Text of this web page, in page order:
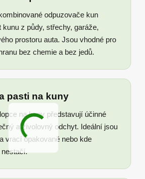
odpuzovače kun
kunu z půdy, střechy, garáže,
prostoru auta. Jsou vhodné pro
bez chemie a bez jedů.
pasti na kuny
na kuny představují účinné
a živolovný odchyt. Ideální jsou
vrací opakovaně nebo kde